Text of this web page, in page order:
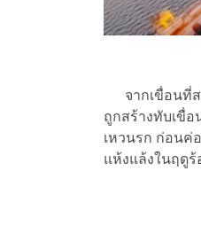
จากเขื่อนที่ส
ถูกสร้างทับเขื่
เหวนรก ก่อนค่
แห้งแล้งในฤดู